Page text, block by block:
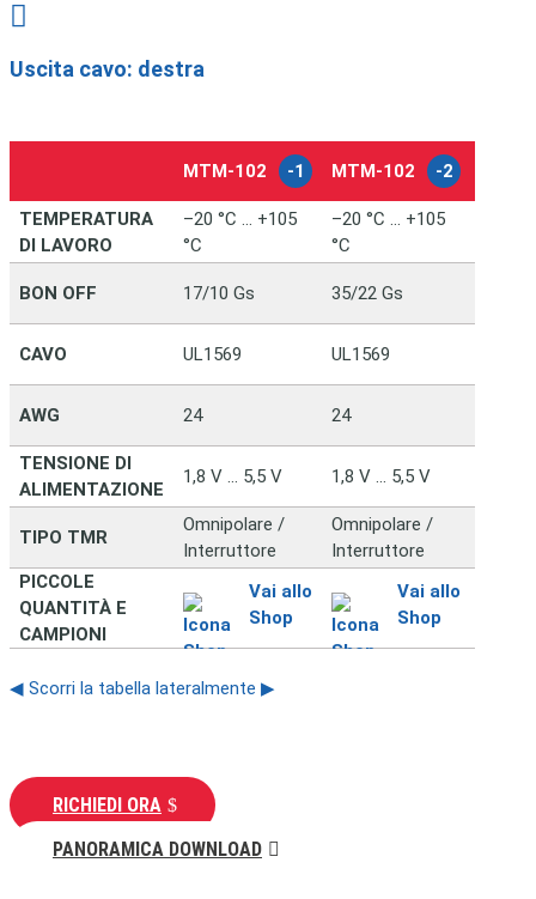

Uscita cavo: destra
MTM-102 -1 MTM-102 -2
TEMPERATURA
DI LAVORO
–20 °C … +105
°C
–20 °C … +105
°C
BON OFF 17/10 Gs 35/22 Gs
CAVO UL1569 UL1569
AWG 24 24
TENSIONE DI
ALIMENTAZIONE
1,8 V … 5,5 V 1,8 V … 5,5 V
TIPO TMR
Omnipolare /
Interruttore
Omnipolare /
Interruttore
PICCOLE
QUANTITÀ E
CAMPIONI
Vai allo
Shop
Vai allo
Shop
◀ Scorri la tabella lateralmente ▶
RICHIEDI ORA
PANORAMICA DOWNLOAD